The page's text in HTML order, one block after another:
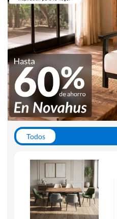
Todos
Escritorios y Sillas PC
Alfombras